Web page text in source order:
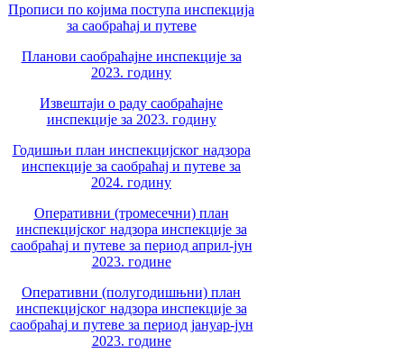
Прописи по којима поступа инспекција
за саобраћај и путеве
Планови саобраћајне инспекције за
2023. годину
Извештаји о раду саобраћајне
инспекције за 2023. годину
Годишњи план инспекцијског надзора
инспекције за саобраћај и путеве за
2024. годину
Оперативни (тромесечни) план
инспекцијског надзора инспекције за
саобраћај и путеве за период април-јун
2023. године
Оперативни (полугодишњни) план
инспекцијског надзора инспекције за
саобраћај и путеве за период јануар-јун
2023. године